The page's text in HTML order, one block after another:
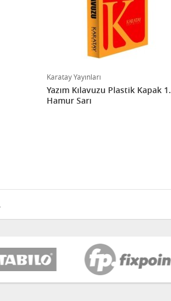
Karatay Yayınları
Yazım Kılavuzu Plastik Kapak 1.
Hamur Sarı